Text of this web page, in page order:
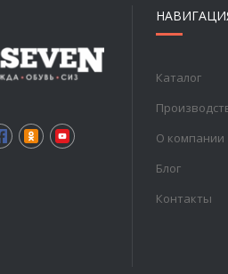
Каталог
О компании
Блог
Контакты